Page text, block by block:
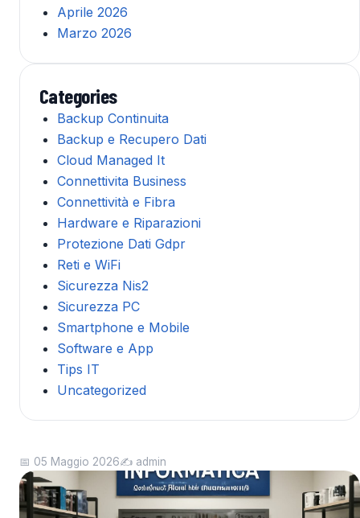
📅 05 Maggio 2026✍️ admin
Aprile 2026
Marzo 2026
Categories
Backup Continuita
Backup e Recupero Dati
Cloud Managed It
Connettivita Business
Connettività e Fibra
Hardware e Riparazioni
Protezione Dati Gdpr
Reti e WiFi
Sicurezza Nis2
Sicurezza PC
Smartphone e Mobile
Software e App
Tips IT
Uncategorized